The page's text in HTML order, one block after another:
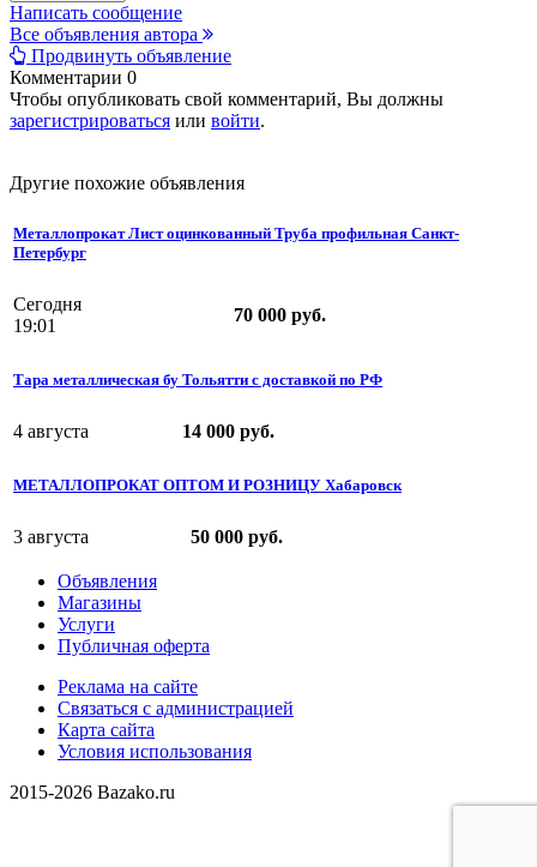
Написать сообщение
Все объявления автора
Продвинуть объявление
Комментарии 0
Чтобы опубликовать свой комментарий, Вы должны
зарегистрироваться или войти.
Другие похожие объявления
Металлопрокат Лист оцинкованный Труба профильная Санкт-
Петербург
Сегодня
19:01
70 000 руб.
Тара металлическая бу Тольятти с доставкой по РФ
4 августа 14 000 руб.
МЕТАЛЛОПРОКАТ ОПТОМ И РОЗНИЦУ Хабаровск
3 августа 50 000 руб.
Объявления
Магазины
Услуги
Публичная оферта
Реклама на сайте
Связаться с администрацией
Карта сайта
Условия использования
2015-2026 Bazako.ru